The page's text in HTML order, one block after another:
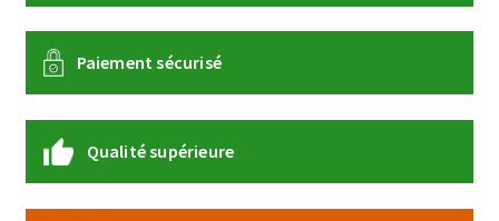
Paiement sécurisé
Qualité supérieure